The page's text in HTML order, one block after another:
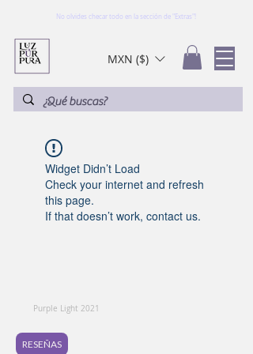
No olvides checar todo en la sección de "Extras"!
MXN ($)
Widget Didn’t Load
Check your internet and refresh
this page.
If that doesn’t work, contact us.
Purple Light 2021
RESEÑAS